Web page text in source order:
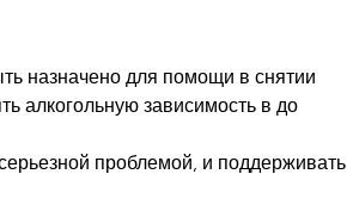
назначено для помощи в снятии
алкогольную зависимость в до
проблемой, и поддерживать